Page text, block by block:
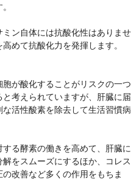
ン自体には抗酸化性はありませ
めて抗酸化力を発揮します。
が酸化することがリスクの一つ
考えられていますが、肝臓に届
活性酸素を除去して生活習慣病
る酵素の働きを高めて、肝臓に
をスムーズにするほか、コレス
改善など多くの作用をもちま